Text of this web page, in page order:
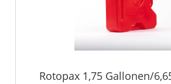
Rotopax 1,75 Gallonen/